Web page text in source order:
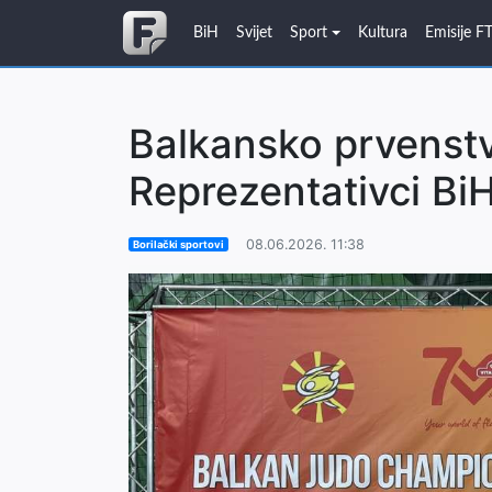
BiH Svijet Sport Kultura Emisije
Balkansko
Reprezentativci
Borilački sportovi 08.06.2026. 11:38